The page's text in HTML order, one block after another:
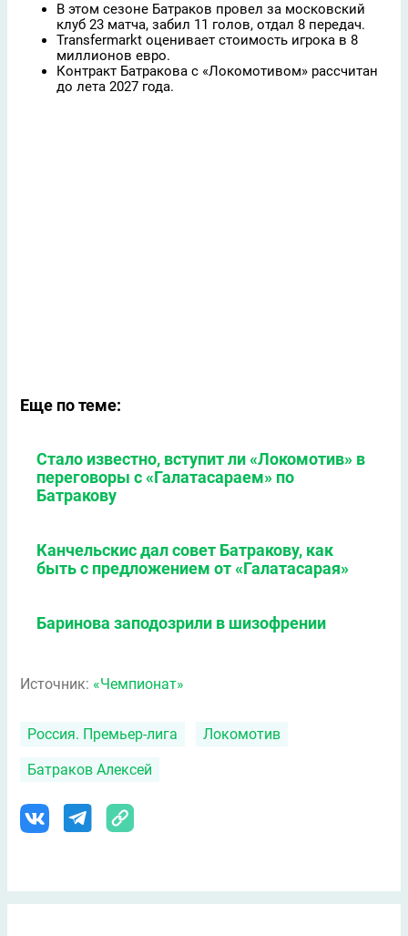
В этом сезоне Батраков провел за московский
клуб 23 матча, забил 11 голов, отдал 8 передач.
Transfermarkt оценивает стоимость игрока в 8
миллионов евро.
Контракт Батракова с «Локомотивом» рассчитан
до лета 2027 года.
Еще по теме:
Стало известно, вступит ли «Локомотив» в
переговоры с «Галатасараем» по
Батракову
Канчельскис дал совет Батракову, как
быть с предложением от «Галатасарая»
Баринова заподозрили в шизофрении
Источник: «Чемпионат»
Россия. Премьер-лига Локомотив
Батраков Алексей